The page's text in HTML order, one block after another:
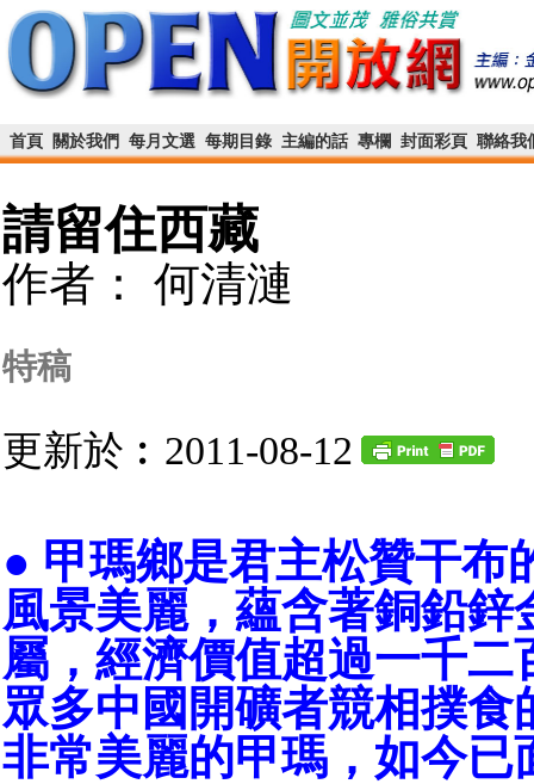
首頁 關於我們 每月文選 每期目錄 主編的話 專欄 封面彩頁 聯絡我
請留住西藏
作者： 何清漣
特稿
更新於︰2011-08-12
● 甲瑪鄉是君主松贊干布
風景美麗，蘊含著銅鉛鋅
屬，經濟價值超過一千二
眾多中國開礦者競相撲食
非常美麗的甲瑪，如今已